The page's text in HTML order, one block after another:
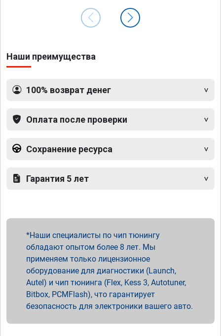
Наши преимущества
100% возврат денег
Оплата после проверки
Сохранение ресурса
Гарантия 5 лет
Наши специалисты по чип тюнингу
обладают опытом более 8 лет. Мы
применяем только лицензионное
оборудование для диагностики (Launch,
Autel) и чип тюнинга (Flex, Kess 3, Autotuner,
Bitbox, PCMFlash), что гарантирует
безопасность для электроники вашего авто.